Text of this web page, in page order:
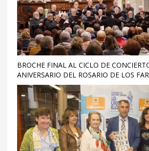
BROCHE FINAL AL CICLO DE
ANIVERSARIO DEL ROSARIO DE LOS